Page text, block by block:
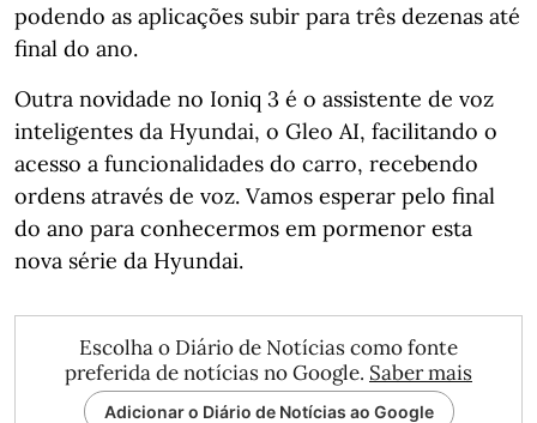
podendo as aplicações subir para três dezenas até
final do ano.
Outra novidade no Ioniq 3 é o assistente de voz
inteligentes da Hyundai, o Gleo AI, facilitando o
acesso a funcionalidades do carro, recebendo
ordens através de voz. Vamos esperar pelo final
do ano para conhecermos em pormenor esta
nova série da Hyundai.
Escolha o Diário de Notícias como fonte
preferida de notícias no Google. Saber mais
Adicionar o Diário de Notícias ao Google